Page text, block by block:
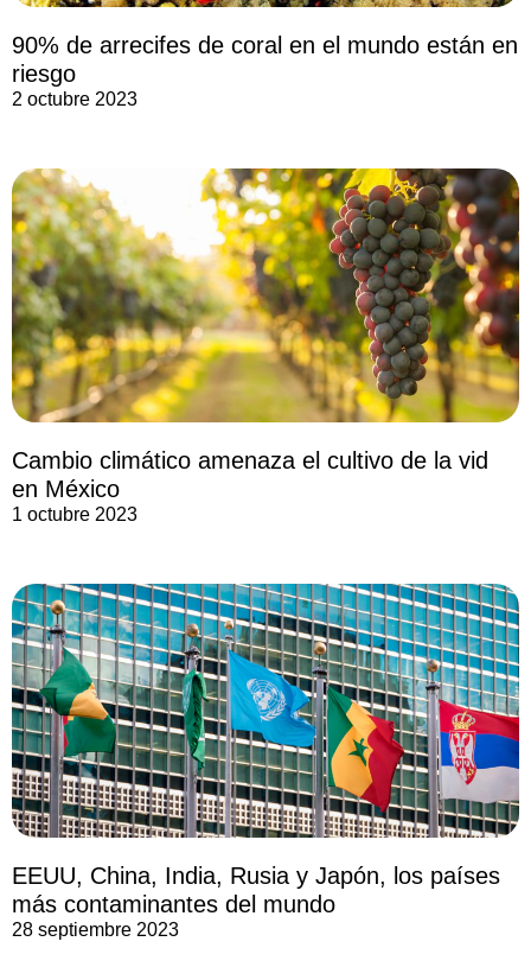
90% de arrecifes de coral en el mundo están en
riesgo
2 octubre 2023
Cambio climático amenaza el cultivo de la vid
en México
1 octubre 2023
EEUU, China, India, Rusia y Japón, los países
más contaminantes del mundo
28 septiembre 2023